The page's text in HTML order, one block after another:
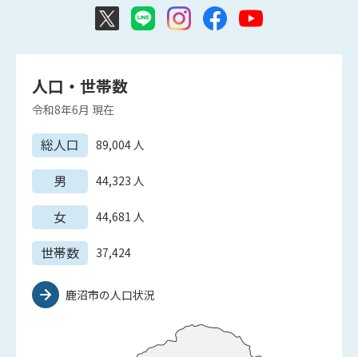
人口・世帯数
令和8年6月 現在
総人口 89,004人
男 44,323 人
女 44,681 人
世帯数 37,424
鹿沼市の人口状況